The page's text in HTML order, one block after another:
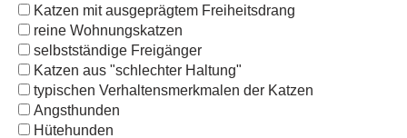
Katzen mit ausgeprägtem Freiheitsdrang
reine Wohnungskatzen
selbstständige Freigänger
Katzen aus "schlechter Haltung"
typischen Verhaltensmerkmalen der Katzen
Angsthunden
Hütehunden